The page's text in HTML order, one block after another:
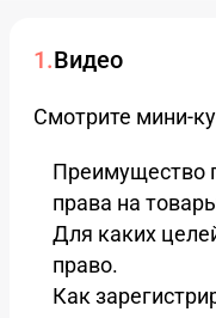
Видео
Смотрите мини-
Преимущество
права на
Для каких
право.
Как